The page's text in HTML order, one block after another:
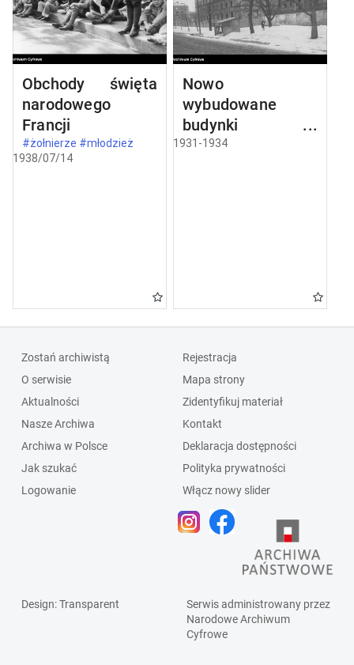
Obchody święta
narodowego
Francji
#żołnierze #młodzież
1938/07/14
Nowo
wybudowane
budynki w
Częstochowie
1931-1934
Zostań archiwistą
O serwisie
Aktualności
Nasze Archiwa
Archiwa w Polsce
Jak szukać
Logowanie
Rejestracja
Mapa strony
Zidentyfikuj materiał
Kontakt
Deklaracja dostępności
Polityka prywatności
Włącz nowy slider
Design: Transparent
Serwis administrowany przez
Narodowe Archiwum
Cyfrowe